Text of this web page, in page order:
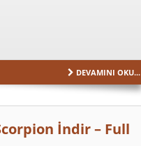
DEVAMINI OKU...
İndir – Full